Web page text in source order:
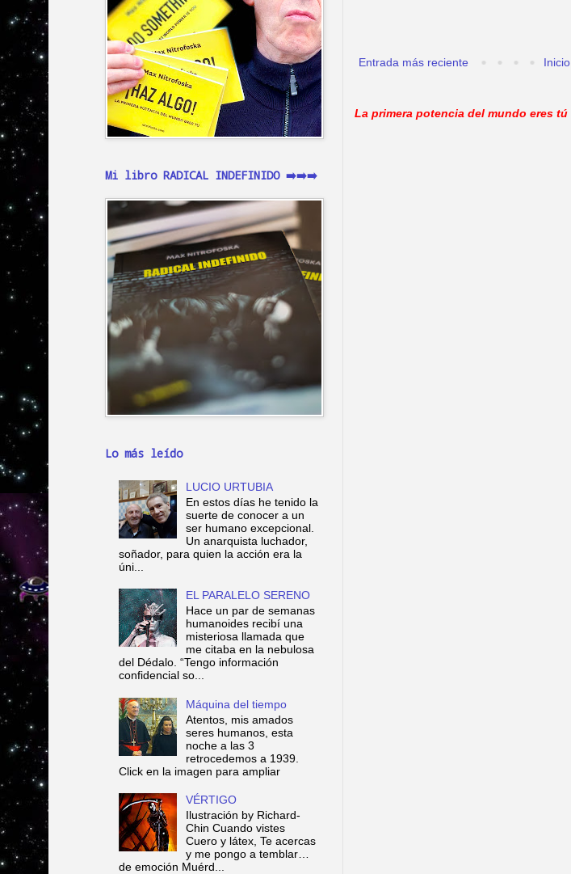
Entrada más reciente Inicio
La primera potencia del mundo eres tú
Mi libro RADICAL INDEFINIDO ➡️➡️➡️
Lo más leído
LUCIO URTUBIA
En estos días he tenido la
suerte de conocer a un
ser humano excepcional.
Un anarquista luchador,
soñador, para quien la acción era la
úni...
EL PARALELO SERENO
Hace un par de semanas
humanoides recibí una
misteriosa llamada que
me citaba en la nebulosa
del Dédalo. “Tengo información
confidencial so...
Máquina del tiempo
Atentos, mis amados
seres humanos, esta
noche a las 3
retrocedemos a 1939.
Click en la imagen para ampliar
VÉRTIGO
Ilustración by Richard-
Chin Cuando vistes
Cuero y látex, Te acercas
y me pongo a temblar…
de emoción Muérd...